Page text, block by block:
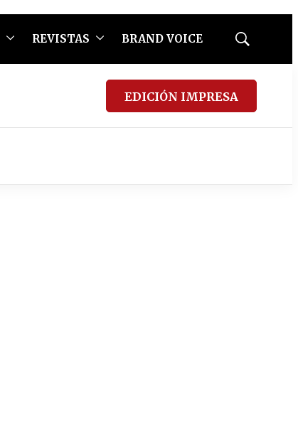
REVISTAS BRAND VOICE
Mostrar
EDICIÓN IMPRESA